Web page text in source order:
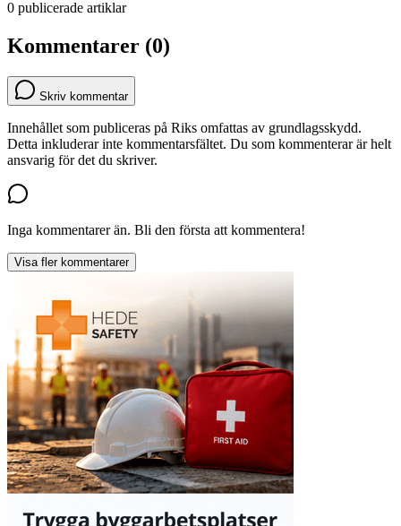
0 publicerade artiklar
Kommentarer (0)
Skriv kommentar
Innehållet som publiceras på Riks omfattas av grundlagsskydd.
Detta inkluderar inte kommentarsfältet. Du som kommenterar är helt
ansvarig för det du skriver.
Inga kommentarer än. Bli den första att kommentera!
Visa fler kommentarer